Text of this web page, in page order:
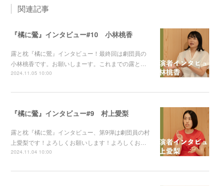
関連記事
『橘に鶯』インタビュー#10 小林桃香
露と枕『橘に鶯』インタビュー！最終回は劇団員の
小林桃香です。お願いしまーす。これまでの露と…
2024.11.05 10:00
『橘に鶯』インタビュー#9 村上愛梨
露と枕『橘に鶯』インタビュー、第9弾は劇団員の村
上愛梨です！よろしくお願いします！よろしくお…
2024.11.04 10:00